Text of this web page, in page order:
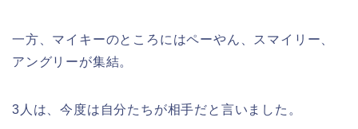
一方、マイキーのところにはペーやん、スマイリー、
アングリーが集結。
3人は、今度は自分たちが相手だと言いました。